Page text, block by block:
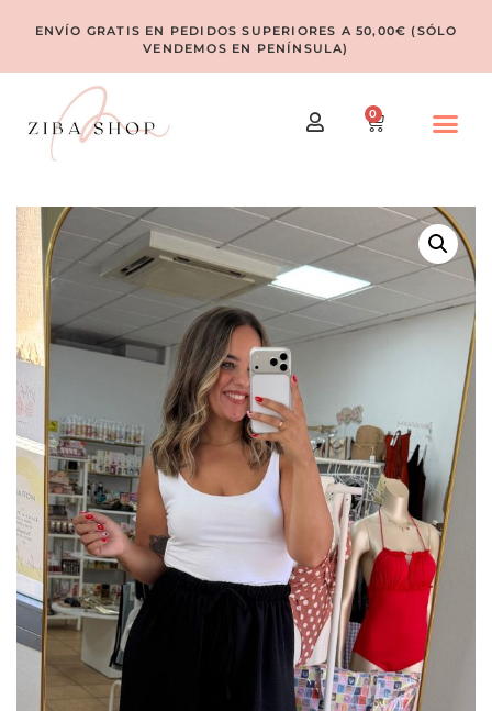
ENVÍO GRATIS EN PEDIDOS SUPERIORES A 50,00€ (SÓLO
VENDEMOS EN PENÍNSULA)
0